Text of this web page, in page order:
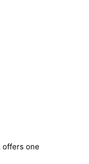
offers one